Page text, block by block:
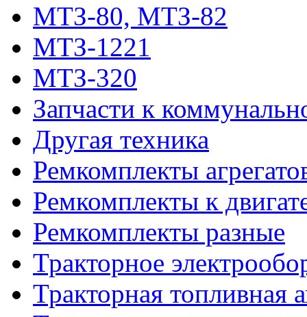
МТЗ-80, МТЗ-82
МТЗ-1221
МТЗ-320
Запчасти к
Другая техника
Ремкомплекты
Ремкомплекты к
Ремкомплекты разные
Тракторное
Тракторная топливная